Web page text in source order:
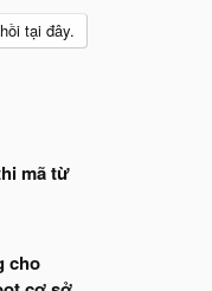
tại đây.
mã từ
cho